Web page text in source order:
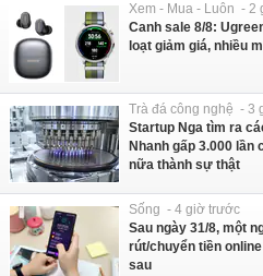
Xem - Mua - Luôn - 2
Canh sale 8/8:
loạt giảm giá, nhiều
Trà đá công nghệ - 3
Startup Nga tìm ra
Nhanh gấp 3.000 lần
nữa thành sự thật
Sống - 4 giờ trước
Sau ngày 31/8, một
rút/chuyển tiền
sau